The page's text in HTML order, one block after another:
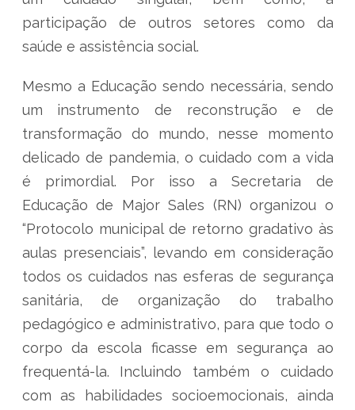
participação de outros setores como da
saúde e assistência social.
Mesmo a Educação sendo necessária, sendo
um instrumento de reconstrução e de
transformação do mundo, nesse momento
delicado de pandemia, o cuidado com a vida
é primordial. Por isso a Secretaria de
Educação de Major Sales (RN) organizou o
“Protocolo municipal de retorno gradativo às
aulas presenciais”, levando em consideração
todos os cuidados nas esferas de segurança
sanitária, de organização do trabalho
pedagógico e administrativo, para que todo o
corpo da escola ficasse em segurança ao
frequentá-la. Incluindo também o cuidado
com as habilidades socioemocionais, ainda